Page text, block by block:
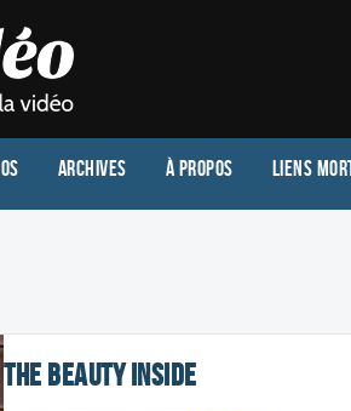
Archives À propos Liens
The Beauty Inside